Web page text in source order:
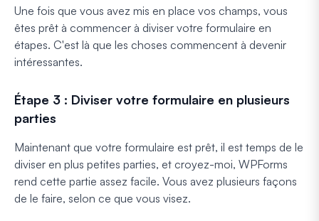
Une fois que vous avez mis en place vos champs, vous
êtes prêt à commencer à diviser votre formulaire en
étapes. C'est là que les choses commencent à devenir
intéressantes.
Étape 3 : Diviser votre formulaire en plusieurs
parties
Maintenant que votre formulaire est prêt, il est temps de le
diviser en plus petites parties, et croyez-moi, WPForms
rend cette partie assez facile. Vous avez plusieurs façons
de le faire, selon ce que vous visez.